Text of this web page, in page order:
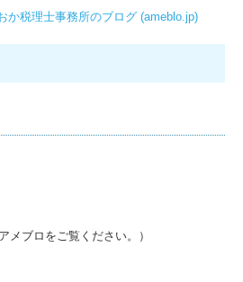
か税理士事務所のブログ (ameblo.jp)
ブロをご覧ください。）